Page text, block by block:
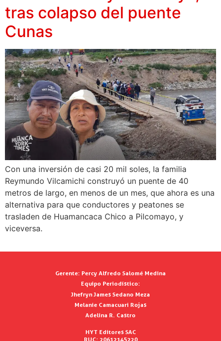
tras colapso del puente
Cunas
Con una inversión de casi 20 mil soles, la familia
Reymundo Vilcamichi construyó un puente de 40
metros de largo, en menos de un mes, que ahora es una
alternativa para que conductores y peatones se
trasladen de Huamancaca Chico a Pilcomayo, y
viceversa.
Gerente: Percy Alfredo Salomé Medina
Equipo Periodístico:
Jhefryn James Sedano Meza
Melanie Camacuari Rojas
Adelina R. Castro
HYT Editores SAC
RUC: 20612145220